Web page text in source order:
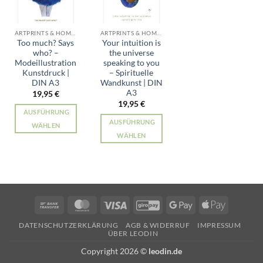
ARTPRINTS & HOME ALLE PRODUKTE
Too much? Says
who? –
Modeillustration
Kunstdruck |
DIN A3
19,95€
AUSFÜHRUNG
WÄHLEN
auf.
Optionen
ARTPRINTS & HOME ALLE PRODUKTE
Your intuition is
the universe
speaking to you
– Spirituelle
Wandkunst | DIN
A3
19,95€
AUSFÜHRUNG
WÄHLEN
mehrere
Varianten
auf.
Die
Optionen
können
Bank
MasterCardVisa GiroPay Google
Apple
DATENSCHUTZERKLÄRUNG AGB & WIDERRUF
IMPRESSUM
ÜBER LEODIN
Copyright 2026 © leodin.de